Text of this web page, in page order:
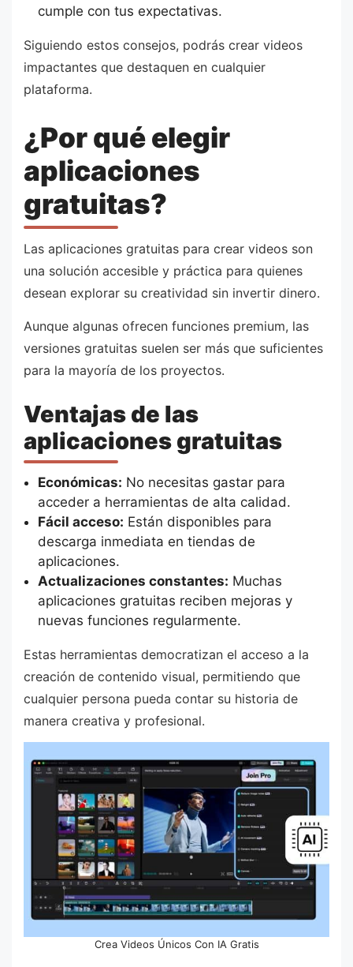
cumple con tus expectativas.
Siguiendo estos consejos, podrás crear videos
impactantes que destaquen en cualquier
plataforma.
¿Por qué elegir
aplicaciones
gratuitas?
Las aplicaciones gratuitas para crear videos son
una solución accesible y práctica para quienes
desean explorar su creatividad sin invertir dinero.
Aunque algunas ofrecen funciones premium, las
versiones gratuitas suelen ser más que suficientes
para la mayoría de los proyectos.
Ventajas de las
aplicaciones gratuitas
Económicas: No necesitas gastar para
acceder a herramientas de alta calidad.
Fácil acceso: Están disponibles para
descarga inmediata en tiendas de
aplicaciones.
Actualizaciones constantes: Muchas
aplicaciones gratuitas reciben mejoras y
nuevas funciones regularmente.
Estas herramientas democratizan el acceso a la
creación de contenido visual, permitiendo que
cualquier persona pueda contar su historia de
manera creativa y profesional.
Crea Videos Únicos Con IA Gratis